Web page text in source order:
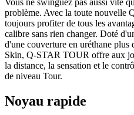
Vous ne swinguez pas aussi vite
problème. Avec la toute nouvelle
toujours profiter de tous les
calibre sans rien changer. Doté
d'une couverture en uréthane plus
Skin, Q-STAR TOUR offre aux
la distance, la sensation et le
de niveau Tour.
Noyau rapide